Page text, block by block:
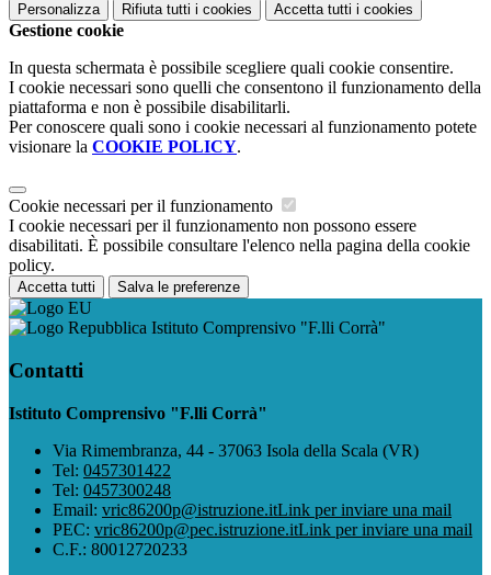
Personalizza Rifiuta tutti i cookies Accetta tutti i cookies
Gestione cookie
In questa schermata è possibile scegliere quali cookie consentire.
I cookie necessari sono quelli che consentono il funzionamento della
piattaforma e non è possibile disabilitarli.
Per conoscere quali sono i cookie necessari al funzionamento potete
visionare la COOKIE POLICY.
Cookie necessari per il funzionamento
I cookie necessari per il funzionamento non possono essere
disabilitati. È possibile consultare l'elenco nella pagina della cookie
policy.
Accetta tutti Salva le preferenze
Istituto Comprensivo "F.lli Corrà"
Contatti
Istituto Comprensivo "F.lli Corrà"
Via Rimembranza, 44 - 37063 Isola della Scala (VR)
Tel: 0457301422
Tel: 0457300248
Email: vric86200p@istruzione.itLink per inviare una mail
PEC: vric86200p@pec.istruzione.itLink per inviare una mail
C.F.: 80012720233